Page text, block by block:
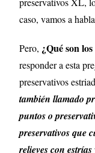
caso, vamos a
Pero, ¿Qué son
responder a esta
preservativos
también llamado
puntos o
preservativos que
relieves con